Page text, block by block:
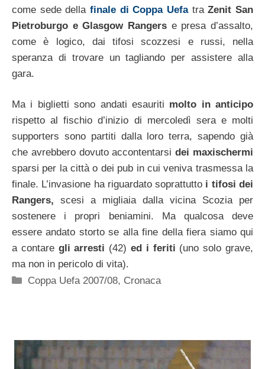
come sede della finale di Coppa UefatraZenit San
Pietroburgo e Glasgow Rangers e presa d’assalto,
come è logico, dai tifosi scozzesi e russi, nella
speranza di trovare un tagliando per assistere alla
gara.
Ma i biglietti sono andati esauriti molto in anticipo
rispetto al fischio d’inizio di mercoledì sera e molti
supporters sono partiti dalla loro terra, sapendo già
che avrebbero dovuto accontentarsidei maxischermi
sparsi per la città o dei pub in cui veniva trasmessa la
finale. L’invasione ha riguardato soprattutto i tifosi dei
Rangers, scesi a migliaia dalla vicina Scozia per
sostenere i propri beniamini. Ma qualcosa deve
essere andato storto se alla fine della fiera siamo qui
a contare gli arresti (42)ed i feriti (uno solo grave,
ma non in pericolo di vita).
Categorie
Coppa Uefa 2007/08, Cronaca